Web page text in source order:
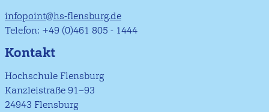
infopoint@hs-flensburg.de
Telefon: +49 (0)461 805 - 1444
Kontakt
Hochschule Flensburg
Kanzleistraße 91–93
24943 Flensburg